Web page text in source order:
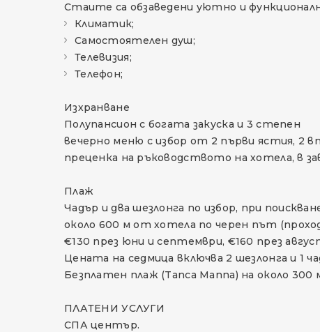
Стаите са обзаведени уютно и
Климатик;
Самостоятелен душ;
Телевизия;
Телефон;
Изхранване
Полупансион с богата закуска и 3 степен
вечерно меню с избор от 2 първи ястия, 2
преценка на ръководството на хотела, в
Плаж
Чадър и два шезлонга по избор, при
около 600 м от хотела по черен път
€130 през юни и септември, €160 през
Цената на седмица включва 2 шезлонга и 1
Безплатен плаж (Tanca Manna) на около
ПЛАТЕНИ УСЛУГИ
СПА център.